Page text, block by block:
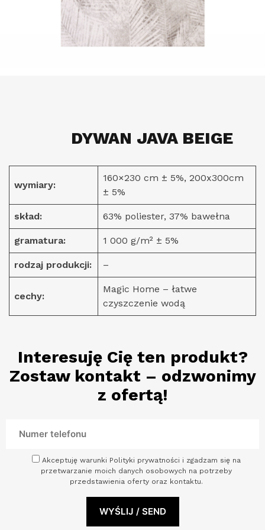
DYWAN JAVA BEIGE
wymiary:
160×230 cm ± 5%, 200x300cm
± 5%
skład: 63% poliester, 37% bawełna
gramatura: 1 000 g/m² ± 5%
rodzaj produkcji: –
cechy:
Magic Home – łatwe
czyszczenie wodą
Interesuję Cię ten produkt?
Zostaw kontakt – odzwonimy
z ofertą!
Akceptuję warunki Polityki prywatności i zgadzam się na
przetwarzanie moich danych osobowych na potrzeby
przedstawienia oferty oraz kontaktu.